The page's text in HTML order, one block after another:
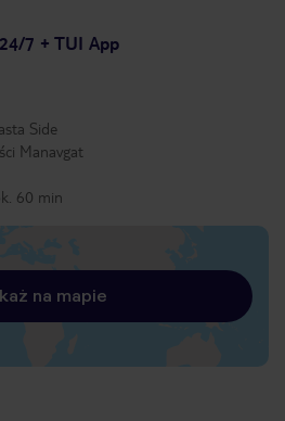
7 + TUI App
Side
Manavgat
60 min
na mapie